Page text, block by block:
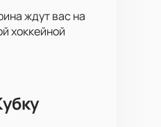
ждут вас на
хоккейной